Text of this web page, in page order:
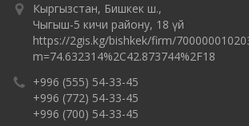
Кыргызстан, Бишкек ш.,
Чыгыш-5 кичи району, 18 үй
https://2gis.kg/bishkek/firm/
m=74.632314%2C42.873744%2F18
+996 (555) 54-33-45
+996 (772) 54-33-45
+996 (700) 54-33-45